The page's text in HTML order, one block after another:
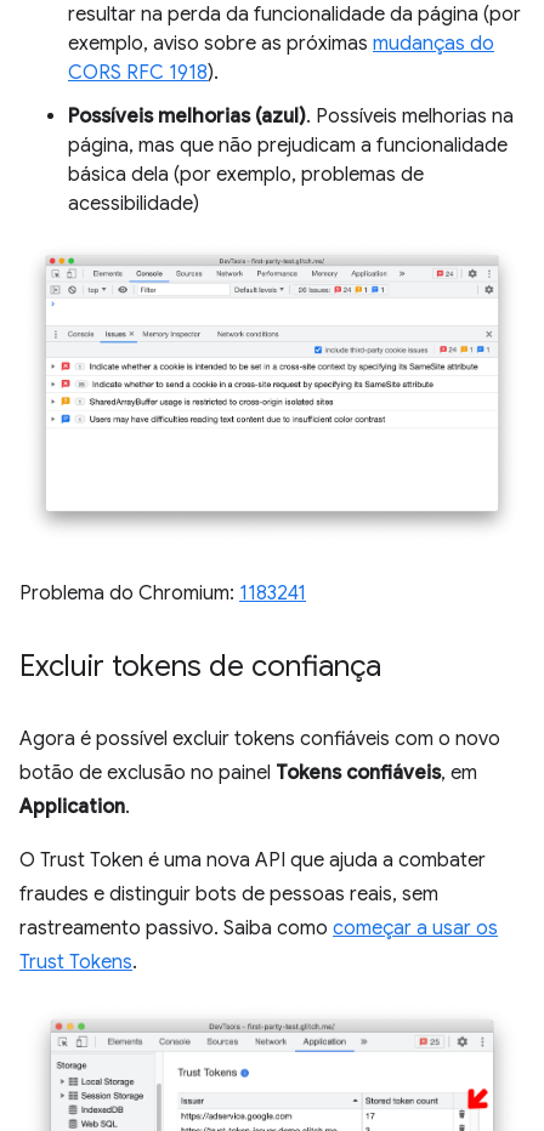
resultar na perda da funcionalidade da página (por
exemplo, aviso sobre as próximas mudanças do
CORS RFC 1918).
Possíveis melhorias (azul). Possíveis melhorias na
página, mas que não prejudicam a funcionalidade
básica dela (por exemplo, problemas de
acessibilidade)
Problema do Chromium: 1183241
Excluir tokens de confiança
Agora é possível excluir tokens confiáveis com o novo
botão de exclusão no painel Tokens confiáveis, em
Application.
O Trust Token é uma nova API que ajuda a combater
fraudes e distinguir bots de pessoas reais, sem
rastreamento passivo. Saiba como começar a usar os
Trust Tokens.